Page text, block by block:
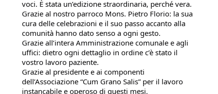
voci. È stata un’edizione straordinaria, perché vera.
Grazie al nostro parroco Mons. Pietro Florio: la sua
cura delle celebrazioni e il suo passo accanto alla
comunità hanno dato senso a ogni gesto.
Grazie all’intera Amministrazione comunale e agli
uffici: dietro ogni dettaglio in ordine c’è stato il
vostro lavoro paziente.
Grazie al presidente e ai componenti
dell’Associazione “Cum Grano Salis” per il lavoro
instancabile e operoso di questi mesi.